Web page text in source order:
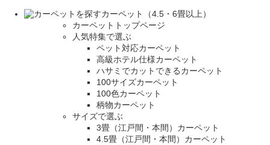
カーペット（4.5・6畳以上）
カーペットトップページ
人気特集で選ぶ
ペット対応カーペット
高級ホテル仕様カーペット
ハサミでカットできるカーペット
100サイズカーペット
100色カーペット
柄物カーペット
サイズで選ぶ
3畳（江戸間・本間）カーペット
4.5畳（江戸間・本間）カーペット